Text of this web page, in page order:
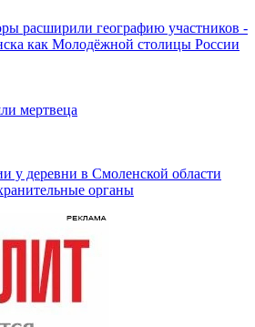
расширили географию участников -
как Молодёжной столицы России
мертвеца
у деревни в Смоленской области
органы